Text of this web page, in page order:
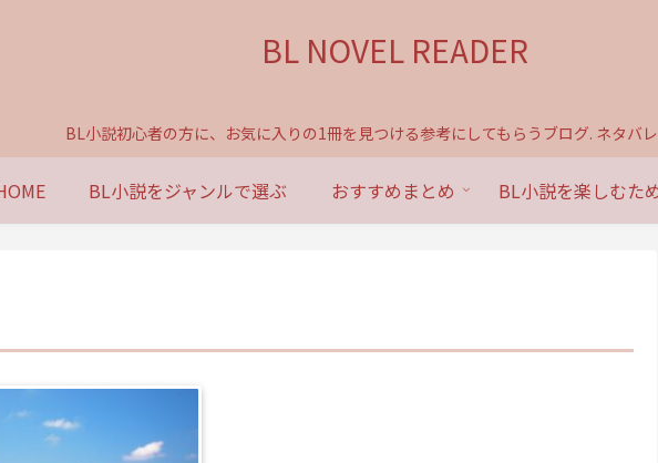
BL NOVEL READER
BL小説初心者の方に、お気に入りの1冊を見つける参考にしてもらうブログ. ネタバ
BL小説をジャンルで選ぶ おすすめまとめ BL小説を楽しむた